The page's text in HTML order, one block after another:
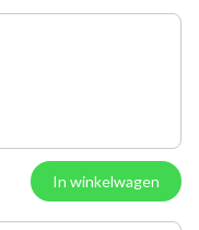
In winkelwagen